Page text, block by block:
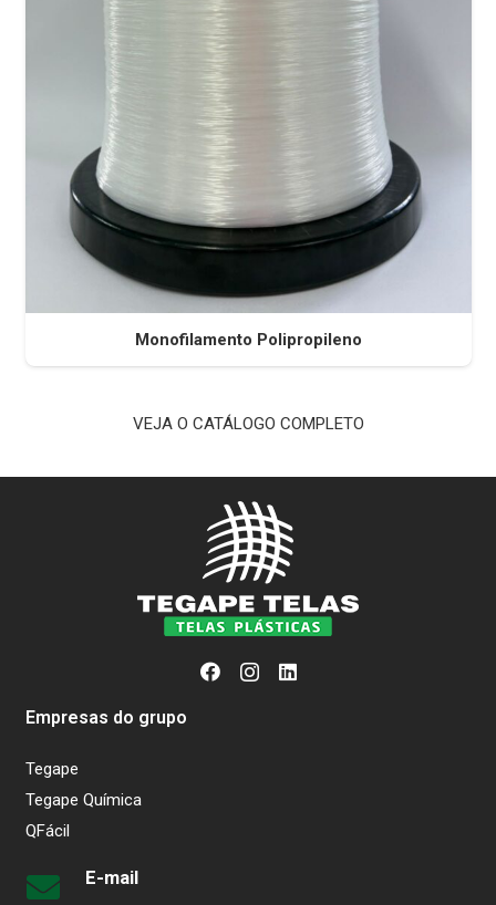
Monofilamento Polipropileno
VEJA O CATÁLOGO COMPLETO
Empresas do grupo
Tegape
Tegape Química
QFácil
E-mail